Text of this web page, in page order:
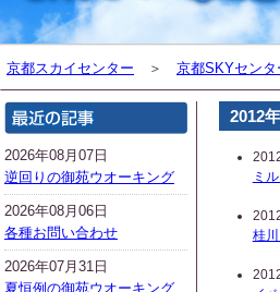
京都スカイセンター ＞ 京都SKYセン
2026年08月07日
逆回りの御苑ウオーキング
2026年08月06日
各種お問い合わせ
2026年07月31日
夏恒例の御苑ウオーキング
2012
ミ
桂